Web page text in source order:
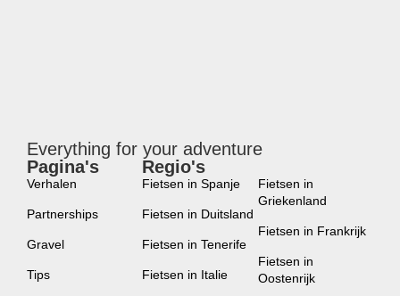
Everything for your adventure
Pagina's
Verhalen
Partnerships
Gravel
Tips
Regio's
Fietsen in Spanje
Fietsen in Duitsland
Fietsen in Tenerife
Fietsen in Italie
Fietsen in
Griekenland
Fietsen in Frankrijk
Fietsen in
Oostenrijk